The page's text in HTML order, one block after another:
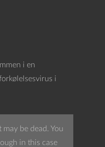
i en
i
be dead. You
in this case